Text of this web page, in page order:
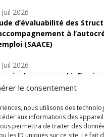
le consentement
nous utilisons des
aux informations des
permettra de traiter des
les ID uniques sur ce site. Le fait
2026
d’évaluabilité des
à
(SAACE)
2026
du personnel infirmier
d’offre de soins pour